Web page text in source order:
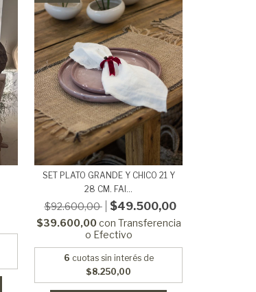
SET PLATO GRANDE Y CHICO 21 Y
28 CM. FAI...
$92.600,00 $49.500,00
$39.600,00con Transferencia
o Efectivo
6 cuotas sin interés de
$8.250,00